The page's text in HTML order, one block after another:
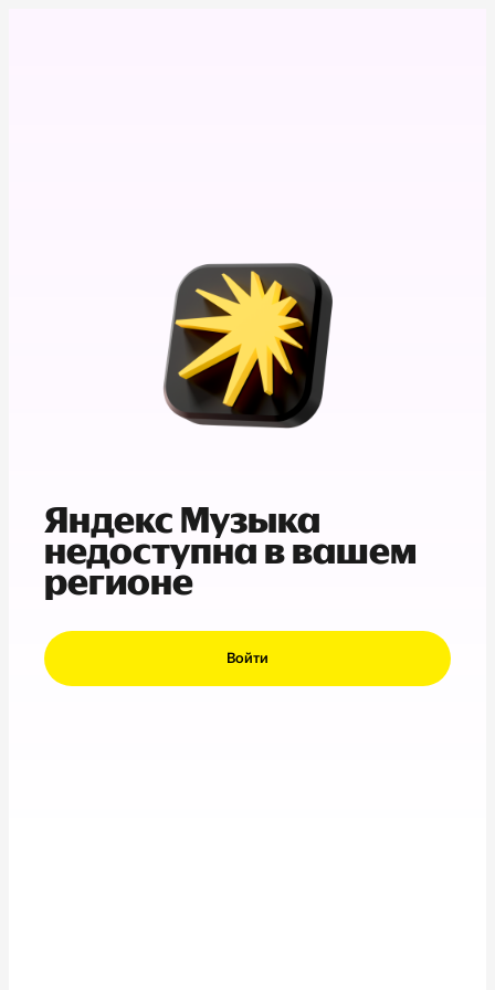
Яндекс Музыка
недоступна в вашем
регионе
Войти